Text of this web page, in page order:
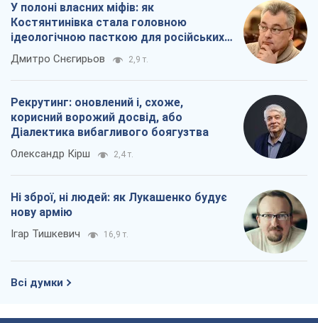
У полоні власних міфів: як
Костянтинівка стала головною
ідеологічною пасткою для російських
окупантів
Дмитро Снєгирьов 2,9 т.
Рекрутинг: оновлений і, схоже,
корисний ворожий досвід, або
Діалектика вибагливого боягузтва
Олександр Кірш 2,4 т.
Ні зброї, ні людей: як Лукашенко будує
нову армію
Ігар Тишкевич 16,9 т.
Всі думки